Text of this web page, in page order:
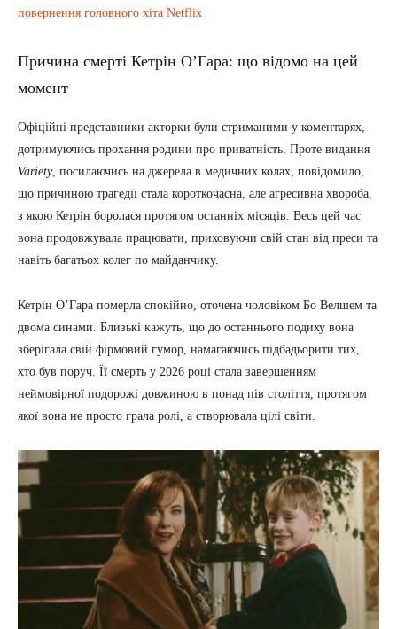
повернення головного хіта Netflix
Причина смерті Кетрін О’Гара: що відомо на цей
момент
Офіційні представники акторки були стриманими у коментарях,
дотримуючись прохання родини про приватність. Проте видання
Variety, посилаючись на джерела в медичних колах, повідомило,
що причиною трагедії стала короткочасна, але агресивна хвороба,
з якою Кетрін боролася протягом останніх місяців. Весь цей час
вона продовжувала працювати, приховуючи свій стан від преси та
навіть багатьох колег по майданчику.
Кетрін О’Гара померла спокійно, оточена чоловіком Бо Велшем та
двома синами. Близькі кажуть, що до останнього подиху вона
зберігала свій фірмовий гумор, намагаючись підбадьорити тих,
хто був поруч. Її смерть у 2026 році стала завершенням
неймовірної подорожі довжиною в понад пів століття, протягом
якої вона не просто грала ролі, а створювала цілі світи.